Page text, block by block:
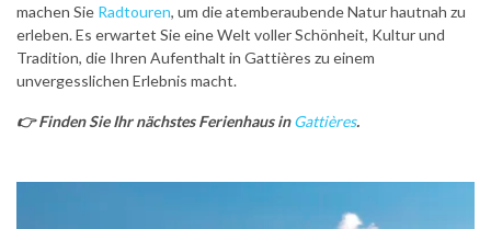
machen Sie Radtouren, um die atemberaubende Natur hautnah zu
erleben. Es erwartet Sie eine Welt voller Schönheit, Kultur und
Tradition, die Ihren Aufenthalt in Gattières zu einem
unvergesslichen Erlebnis macht.
👉Finden Sie Ihr nächstes Ferienhaus inGattières.